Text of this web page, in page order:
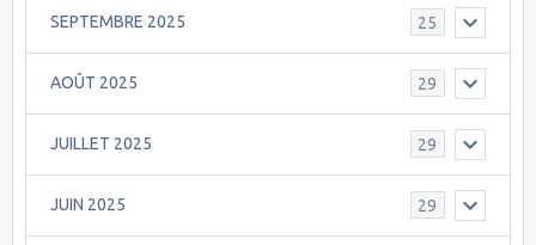
SEPTEMBRE 2025 25
AOÛT 2025 29
JUILLET 2025 29
JUIN 2025 29